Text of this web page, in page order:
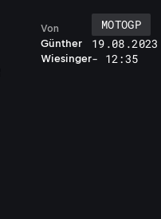
Günther
Wiesinger
Von
MOTOGP
19.08.2023
- 12:35